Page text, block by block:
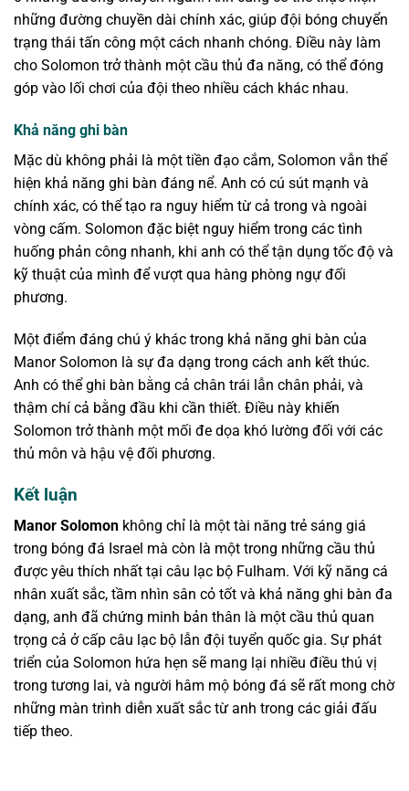
những đường chuyền dài chính xác, giúp đội bóng chuyển
trạng thái tấn công một cách nhanh chóng. Điều này làm
cho Solomon trở thành một cầu thủ đa năng, có thể đóng
góp vào lối chơi của đội theo nhiều cách khác nhau.
Khả năng ghi bàn
Mặc dù không phải là một tiền đạo cắm, Solomon vẫn thể
hiện khả năng ghi bàn đáng nể. Anh có cú sút mạnh và
chính xác, có thể tạo ra nguy hiểm từ cả trong và ngoài
vòng cấm. Solomon đặc biệt nguy hiểm trong các tình
huống phản công nhanh, khi anh có thể tận dụng tốc độ và
kỹ thuật của mình để vượt qua hàng phòng ngự đối
phương.
Một điểm đáng chú ý khác trong khả năng ghi bàn của
Manor Solomon là sự đa dạng trong cách anh kết thúc.
Anh có thể ghi bàn bằng cả chân trái lẫn chân phải, và
thậm chí cả bằng đầu khi cần thiết. Điều này khiến
Solomon trở thành một mối đe dọa khó lường đối với các
thủ môn và hậu vệ đối phương.
Kết luận
Manor Solomon không chỉ là một tài năng trẻ sáng giá
trong bóng đá Israel mà còn là một trong những cầu thủ
được yêu thích nhất tại câu lạc bộ Fulham. Với kỹ năng cá
nhân xuất sắc, tầm nhìn sân cỏ tốt và khả năng ghi bàn đa
dạng, anh đã chứng minh bản thân là một cầu thủ quan
trọng cả ở cấp câu lạc bộ lẫn đội tuyển quốc gia. Sự phát
triển của Solomon hứa hẹn sẽ mang lại nhiều điều thú vị
trong tương lai, và người hâm mộ bóng đá sẽ rất mong chờ
những màn trình diễn xuất sắc từ anh trong các giải đấu
tiếp theo.